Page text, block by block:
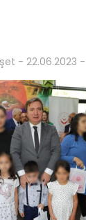
- 22.06.2023 -